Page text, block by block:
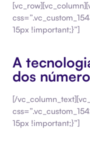
15px !important;}”]
A
dos
[/
15px !important;}”]